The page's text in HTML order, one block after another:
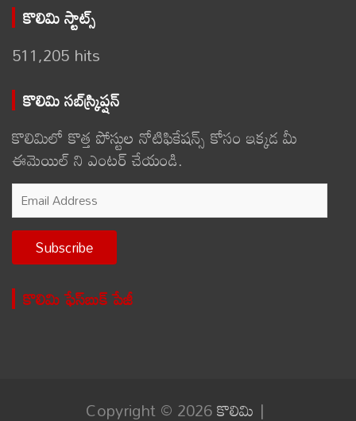
కొలిమి స్టాట్స్
511,205 hits
కొలిమి సబ్‌స్క్రిప్షన్
కొలిమిలో కొత్త పోస్టుల నోటిఫికేషన్స్ కోసం ఇక్కడ మీ
ఈమెయిల్ ని ఎంటర్ చేయండి.
Email
Address
Subscribe
కొలిమి ఫేస్‌బుక్ పేజీ
Copyright © 2026కొలిమి